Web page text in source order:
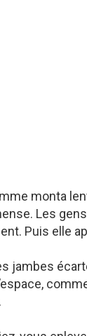
monta
Les
Puis elle
jambes